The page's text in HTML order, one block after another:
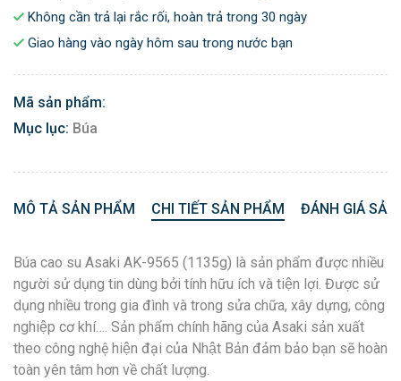
Không cần trả lại rắc rối, hoàn trả trong 30 ngày
Giao hàng vào ngày hôm sau trong nước bạn
Mã sản phẩm:
Mục lục: Búa
MÔ TẢ SẢN PHẨM CHI TIẾT SẢN PHẨM ĐÁNH GIÁ
Búa cao su Asaki AK-9565 (1135g) là sản phẩm được nhiều
người sử dụng tin dùng bởi tính hữu ích và tiện lợi. Được sử
dụng nhiều trong gia đình và trong sửa chữa, xây dựng, công
nghiệp cơ khí…. Sản phẩm chính hãng của Asaki sản xuất
theo công nghệ hiện đại của Nhật Bản đảm bảo bạn sẽ hoàn
toàn yên tâm hơn về chất lượng.